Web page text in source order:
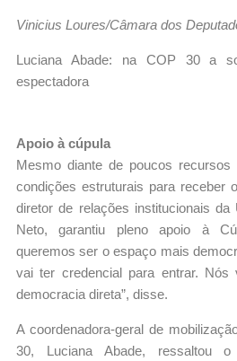
Vinicius Loures/Câmara dos
Luciana Abade: na COP 30 a
espectadora
Apoio à cúpula
Mesmo diante de poucos recursos
condições estruturais para receber
diretor de relações institucionais da
Neto, garantiu pleno apoio à
queremos ser o espaço mais
vai ter credencial para entrar.
democracia direta”, disse.
A coordenadora-geral de
30, Luciana Abade, ressaltou